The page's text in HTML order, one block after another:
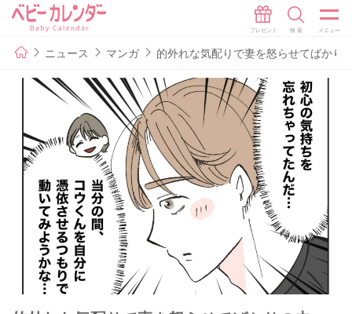
ニュース マンガ 的外れな気配りで妻を怒らせてばか